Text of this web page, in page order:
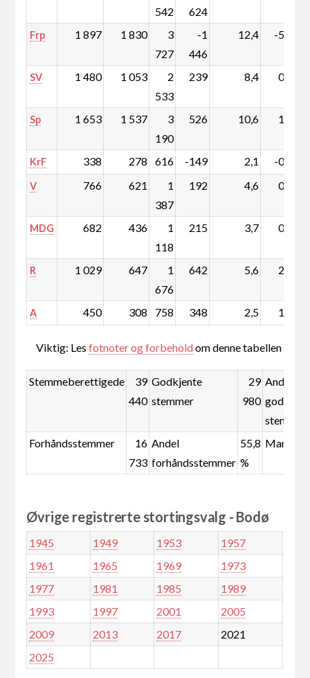
542
624
Frp 1 897 1 830
3
727
-1
446
12,4 -5,2
SV 1 480 1 053
2
533
239 8,4 0,6
Sp 1 653 1 537
3
190
526 10,6 1,6
KrF 338 278 616 -149 2,1 -0,6
V 766 621
1
387
192 4,6 0,6
MDG 682 436
1
118
215 3,7 0,6
R 1 029 647
1
676
642 5,6 2,1
A 450 308 758 348 2,5 1,1
Viktig: Lesfotnoter og forbeholdom denne tabellen
Stemmeberettigede
39
440
Godkjente
stemmer
29
980
Andel
stemmer
Forhåndsstemmer
16
733
Andel
forhåndsstemmer
55,8
%
Øvrige registrerte stortingsvalg - Bodø
1945 1949 1953
1957
1961
1965 1969
1973
1977
1981 1985
1989
1993
1997 2001
2005
2009
2013 2017
2021
2025